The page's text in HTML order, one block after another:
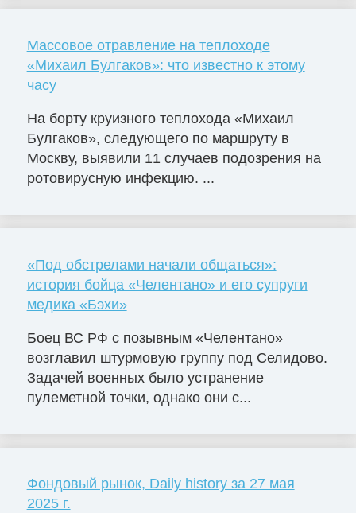
Массовое отравление на теплоходе
«Михаил Булгаков»: что известно к этому
часу
На борту круизного теплохода «Михаил
Булгаков», следующего по маршруту в
Москву, выявили 11 случаев подозрения на
ротовирусную инфекцию. ...
«Под обстрелами начали общаться»:
история бойца «Челентано» и его супруги
медика «Бэхи»
Боец ВС РФ с позывным «Челентано»
возглавил штурмовую группу под Селидово.
Задачей военных было устранение
пулеметной точки, однако они с...
Фондовый рынок, Daily history за 27 мая
2025 г.